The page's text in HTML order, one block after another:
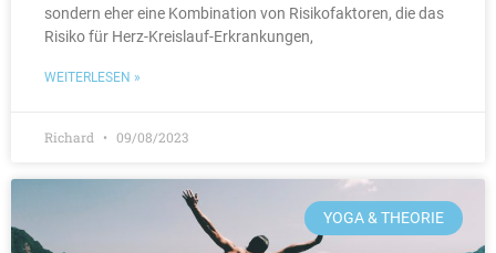
sondern eher eine Kombination von Risikofaktoren, die das
Risiko für Herz-Kreislauf-Erkrankungen,
WEITERLESEN »
Richard 09/08/2023
YOGA & THEORIE